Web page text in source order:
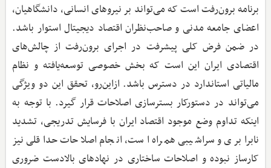
برنامه برون‌رفت است که می‌تواند بر نیروهای انسانی، دانشگاهیان،
اعضای جامعه مدنی و صاحب‌نظران اقتصاد دیجیتال استوار باشد.
در ضمن فرض کلی پیشرفت در اجرای برون‌رفت از چالش‌های
اقتصادی ایران این است که بخش خصوصی توسعه‌یافته و نظام
مالیاتی استاندارد در دسترس باشد. ازاین‌رو، تحقق این دو ویژگی
می‌تواند در دستورکار بسترسازی اصلاحات قرار گیرد. با توجه به
اینکه تداوم وضع موجود اقتصاد ایران با فرسایش تدریجی، تشدید
نابرابری و سراشیبی همراه است، انجام اصلاحات حداقلی نیز
کارساز نبوده و اصلاحات ساختاری در نهادهای بالادست ضروری